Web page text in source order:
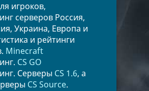
игроков,
серверов Россия,
Украина, Европа и
и рейтинги
Minecraft
CS GO
Серверы CS 1.6, а
CS Source.